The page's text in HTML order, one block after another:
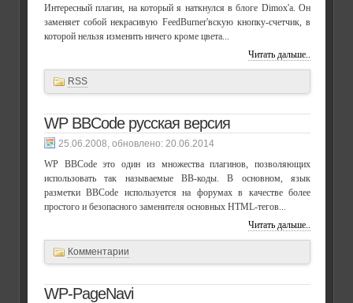
Интересный плагин, на который я наткнулся в блоге Dimox'а. Он
заменяет собой некрасивую FeedBurner'вскую кнопку-счетчик, в
которой нельзя изменить ничего кроме цвета...
Читать дальше..
RSS
WP BBCode русская версия
20.06.2014
, обновлено:
WP BBCode это один из множества плагинов, позволяющих
использовать так называемые BB-коды. В основном, язык
разметки BBCode используется на форумах в качестве более
простого и безопасного заменителя основных HTML-тегов...
Читать дальше..
Комментарии
WP-PageNavi